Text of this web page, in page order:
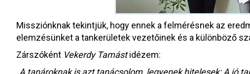
Missziónknak tekintjük, hogy ennek a felmérésnek az
elemzésünket a tankerületek vezetőinek és a különböző
Zárszóként Vekerdy Tamástidézem:
„A tanároknak is azt tanácsolom, legyenek hitelesek: A jó